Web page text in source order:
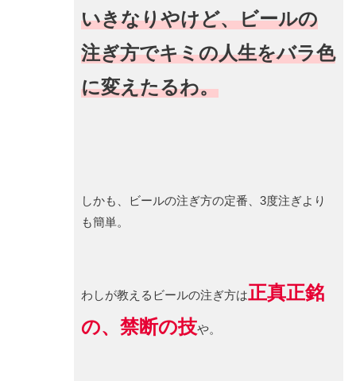
いきなりやけど、ビールの
注ぎ方でキミの人生をバラ色
に変えたるわ。
しかも、ビールの注ぎ方の定番、3度注ぎより
も簡単。
わしが教えるビールの注ぎ方は正真正銘
の、禁断の技や。